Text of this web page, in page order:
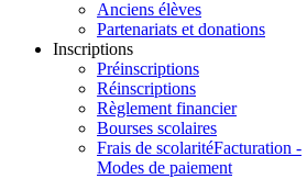
Anciens élèves
Partenariats et donations
Inscriptions
Préinscriptions
Réinscriptions
Règlement financier
Bourses scolaires
Frais de scolaritéFacturation -
Modes de paiement